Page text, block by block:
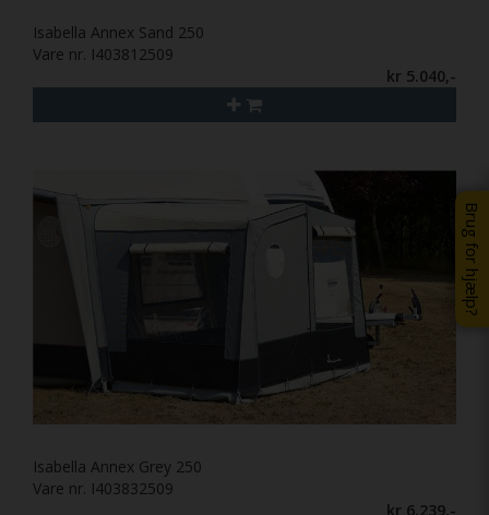
Brug for hjælp?
Isabella Annex Sand 250
Vare nr. I403812509
kr 5.040,-
Isabella Annex Grey 250
Vare nr. I403832509
kr 6.239,-